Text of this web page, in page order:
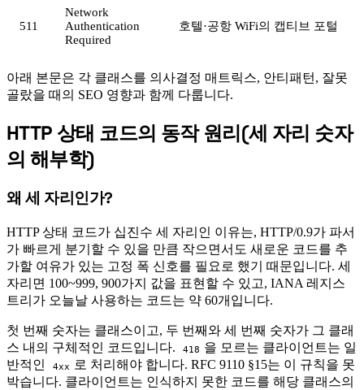
511
Network
Authentication
Required
호텔·공항 WiFi의 캡티브 포털
아래 본문은 각 클래스를 의사결정 매트릭스, 안티패턴, 잘못
골랐을 때의 SEO 영향과 함께 다룹니다.
#
HTTP 상태 코드의 동작 원리(세 자리 숫자
의 해부학)
#
왜 세 자리인가?
HTTP 상태 코드가 십진수 세 자리인 이유는, HTTP/0.9가 파서
가 빠르게 분기할 수 있을 만큼 작으면서도 새로운 코드를 추
가할 여유가 있는 고정 폭 신호를 필요로 했기 때문입니다. 세
자리면 100~999, 900가지 값을 표현할 수 있고, IANA 레지스
트리가 오늘날 사용하는 코드는 약 60개입니다.
첫 번째 숫자는 클래스이고, 두 번째와 세 번째 숫자가 그 클래
스 내의 구체적인 코드입니다.
418 을 모르는 클라이언트는 일
반적인
4xx
로 처리해야 합니다. RFC 9110 §15는 이 규칙을 못
박습니다. 클라이언트는 인식하지 못한 코드를 해당 클래스의